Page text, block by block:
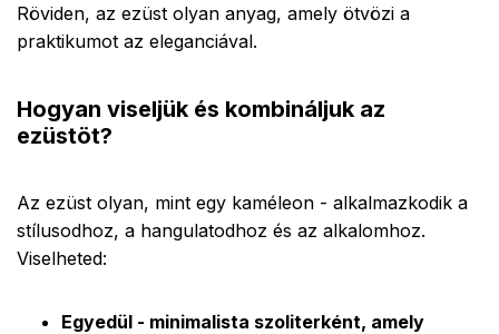
Röviden, az ezüst olyan anyag, amely ötvözi a
praktikumot az eleganciával.
Hogyan viseljük és kombináljuk az
ezüstöt?
Az ezüst olyan, mint egy kaméleon - alkalmazkodik a
stílusodhoz, a hangulatodhoz és az alkalomhoz.
Viselheted:
Egyedül - minimalista szoliterként, amely